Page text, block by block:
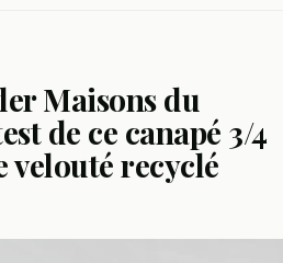
Maisons du
de ce canapé 3/4
velouté recyclé